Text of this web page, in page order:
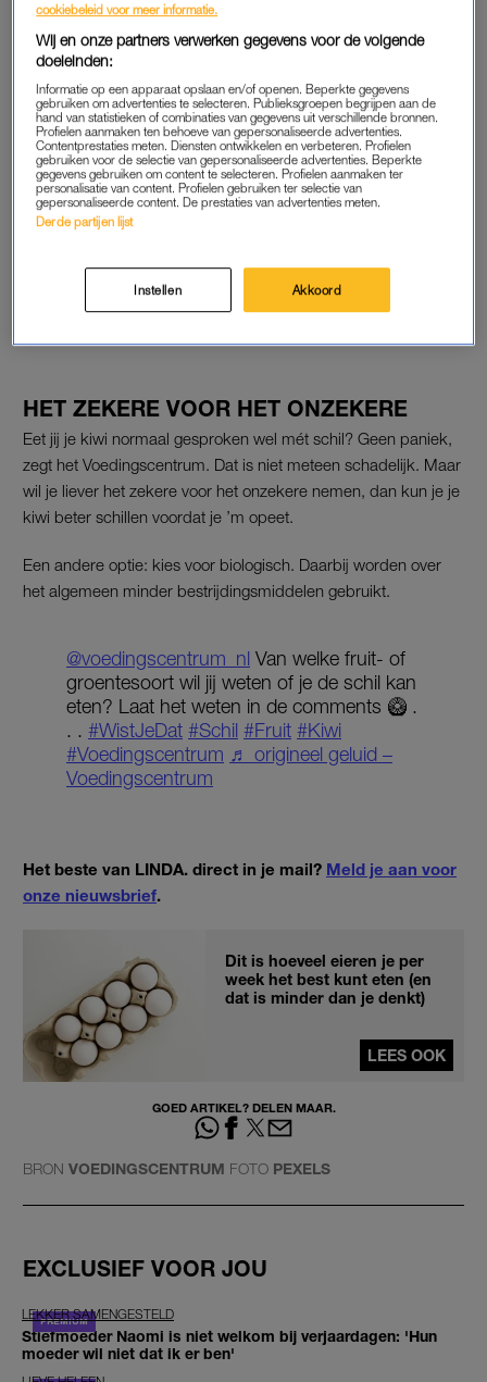
BESTRIJDINGSMIDDELEN
Voor groente en fruit gelden namelijk speciale regels over
hoeveel bestrijdingsmiddelen erin mogen zitten. Daarbij wordt
rekening gehouden met hoe we producten meestal eten. Bij
appels en komkommers gaan producenten ervan uit dat
consumenten de schil opeten. Bij kiwi’s gaan zij ervan uit dat je
de schil niet opeet.
de schil van de kiwi niet weten hoeveel bestrijdingsmiddelen
erin zitten.” Hetzelfde geldt bijvoorbeeld voor de schil van een
HET ZEKERE VOOR HET ONZEKERE
Eet jij je kiwi normaal gesproken wel mét schil? Geen paniek,
zegt het Voedingscentrum. Dat is niet meteen schadelijk. Maar
wil je liever het zekere voor het onzekere nemen, dan kun je je
kiwi beter schillen voordat je ’m opeet.
Een andere optie: kies voor biologisch. Daarbij worden over
het algemeen minder bestrijdingsmiddelen gebruikt.
@voedingscentrum_nl Van welke fruit- of
groentesoort wil jij weten of je de schil kan
eten? Laat het weten in de comments 🥝 .
. . #WistJeDat #Schil #Fruit #Kiwi
#Voedingscentrum ♬ origineel geluid –
Voedingscentrum
Het beste van LINDA. direct in je mail? Meld je aan voor
onze nieuwsbrief.
Dit is hoeveel eieren je per
week het best kunt eten (en
dat is minder dan je denkt)
LEES OOK
GOED ARTIKEL? DELEN MAAR.
BRON VOEDINGSCENTRUM FOTO PEXELS
EXCLUSIEF VOOR JOU
LEKKER SAMENGESTELD
Stiefmoeder Naomi is niet welkom bij verjaardagen: 'Hun
moeder wil niet dat ik er ben'
cookiebeleid voor meer informatie.
Wij en onze partners verwerken gegevens voor de volgende
doeleinden:
Informatie op een apparaat opslaan en/of openen. Beperkte gegevens
gebruiken om advertenties te selecteren. Publieksgroepen begrijpen aan de
hand van statistieken of combinaties van gegevens uit verschillende bronnen.
Profielen aanmaken ten behoeve van gepersonaliseerde advertenties.
Contentprestaties meten. Diensten ontwikkelen en verbeteren. Profielen
gebruiken voor de selectie van gepersonaliseerde advertenties. Beperkte
gegevens gebruiken om content te selecteren. Profielen aanmaken ter
personalisatie van content. Profielen gebruiken ter selectie van
gepersonaliseerde content. De prestaties van advertenties meten.
Derde partijen lijst
Instellen Akkoord